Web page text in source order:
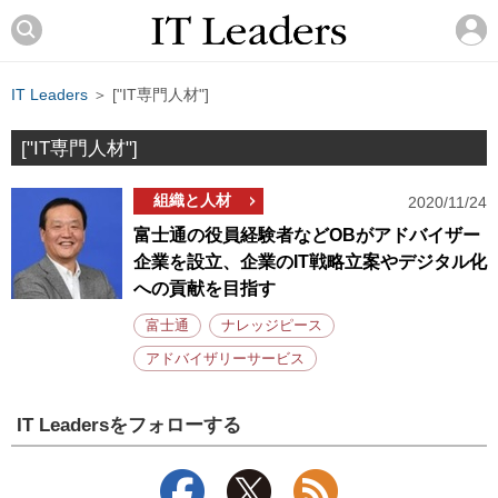
IT Leaders ＞ ["IT専門人材"]
["IT専門人材"]
組織と人材 2020/11/24
富士通の役員経験者などOBがアドバイザー
企業を設立、企業のIT戦略立案やデジタル化
への貢献を目指す
富士通 ナレッジピース
アドバイザリーサービス
IT Leadersをフォローする